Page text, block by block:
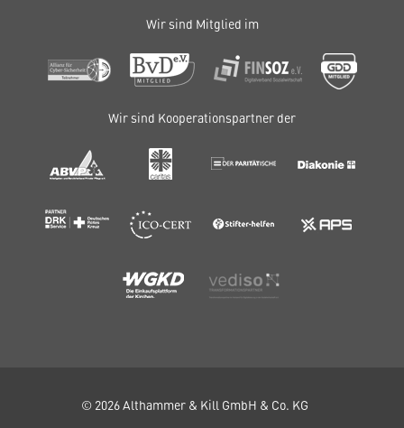
Wir sind Mitglied im
Wir sind Kooperationspartner der
© 2026 Althammer & Kill GmbH & Co. KG